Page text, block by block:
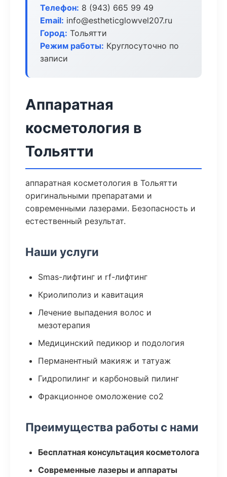
Телефон: 8 (943) 665 99 49
Email: info@estheticglowvel207.ru
Город: Тольятти
Режим работы: Круглосуточно по
записи
Аппаратная
косметология в
Тольятти
аппаратная косметология в Тольятти
оригинальными препаратами и
современными лазерами. Безопасность и
естественный результат.
Наши услуги
Smas-лифтинг и rf-лифтинг
Криолиполиз и кавитация
Лечение выпадения волос и
мезотерапия
Медицинский педикюр и подология
Перманентный макияж и татуаж
Гидропилинг и карбоновый пилинг
Фракционное омоложение co2
Преимущества работы с нами
Бесплатная консультация косметолога
Современные лазеры и аппараты